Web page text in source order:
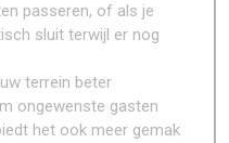
passeren, of als je
sluit terwijl er nog
terrein beter
ongewenste gasten
het ook meer gemak